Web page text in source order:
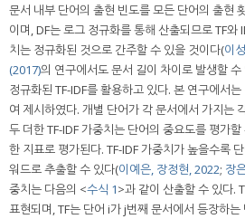
문서 내부 단어의 출현 빈도를 모든 단어의 출현
이며, DF는 로그 정규화를 통해 산출되므로 TF와
치는 정규화된 것으로 간주할 수 있을 것이다(이
(2017)의 연구에서도 문서 길이 차이로 발생할
정규화된 TF-IDF를 활용하고 있다. 본 연구에서
여 제시하였다. 개별 단어가 각 문서에서 가지는
두 더한 TF-IDF 가중치는 단어의 중요도를 평가
한 지표로 평가된다. TF-IDF 가중치가 높을수록
워드로 추출할 수 있다(이예은, 장정현, 2022; 장
중치는 다음의 <수식 1>과 같이 산출할 수 있다.
표현되며, TF는 단어 i가 j번째 문서에서 등장하